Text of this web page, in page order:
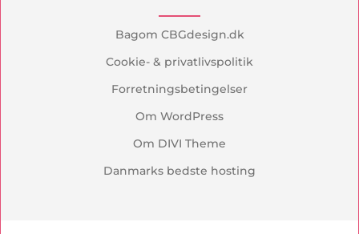
Bagom CBGdesign.dk
Cookie- & privatlivspolitik
Forretningsbetingelser
Om WordPress
Om DIVI Theme
Danmarks bedste hosting